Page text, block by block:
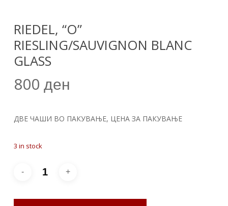
RIEDEL, “O”
RIESLING/SAUVIGNON BLANC
GLASS
800 ден
ДВЕ ЧАШИ ВО ПАКУВАЊЕ, ЦЕНА ЗА ПАКУВАЊЕ
3 in stock